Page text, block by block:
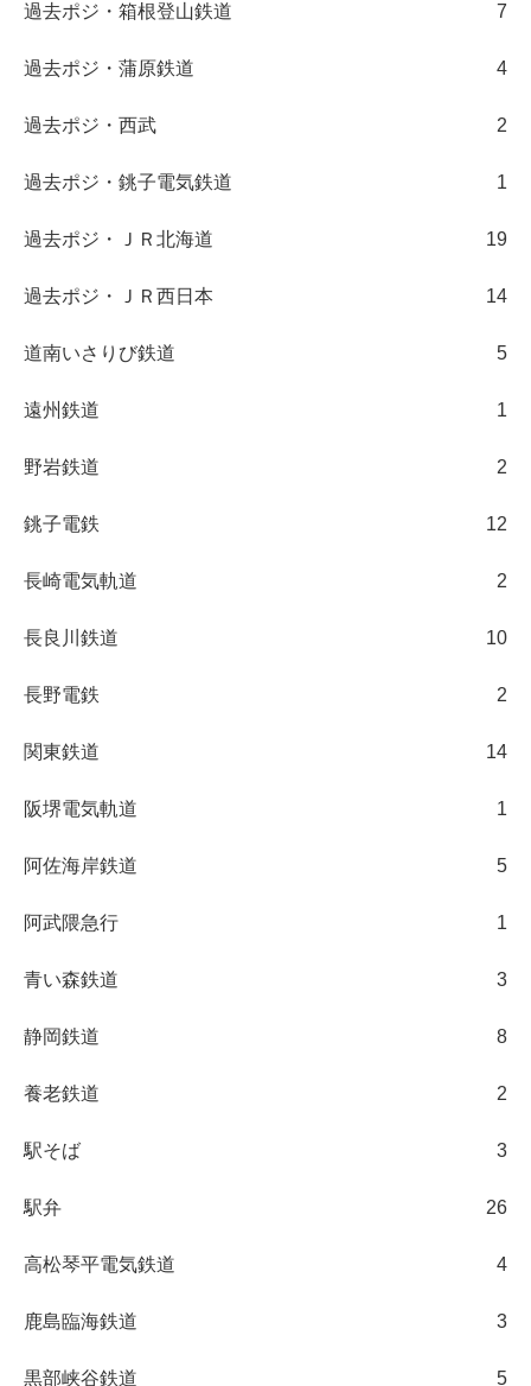
過去ポジ・箱根登山鉄道 7
過去ポジ・蒲原鉄道 4
過去ポジ・西武 2
過去ポジ・銚子電気鉄道 1
過去ポジ・ＪＲ北海道 19
過去ポジ・ＪＲ西日本 14
道南いさりび鉄道 5
遠州鉄道 1
野岩鉄道 2
銚子電鉄 12
長崎電気軌道 2
長良川鉄道 10
長野電鉄 2
関東鉄道 14
阪堺電気軌道 1
阿佐海岸鉄道 5
阿武隈急行 1
青い森鉄道 3
静岡鉄道 8
養老鉄道 2
駅そば 3
駅弁 26
高松琴平電気鉄道 4
鹿島臨海鉄道 3
黒部峡谷鉄道 5